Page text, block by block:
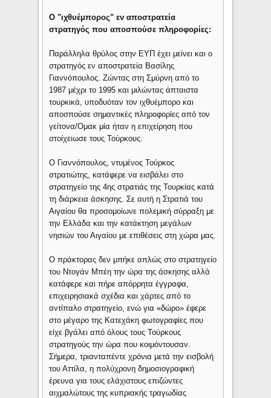
Ο "ιχθυέμπορος" εν αποστρατεία
στρατηγός που αποσπούσε πληροφορίες:
Παράλληλα θρύλος στην ΕΥΠ έχει μείνει και ο
στρατηγός εν αποστρατεία Βασίλης
Γιαννόπουλος. Ζώντας στη Σμύρνη από το
1987 μέχρι το 1995 και μιλώντας άπταιστα
τουρκικά, υποδυόταν τον ιχθυέμπορο και
αποσπούσε σημαντικές πληροφορίες από τον
γείτονα/Ομακ μία ήταν η επιχείρηση που
στοίχειωσε τους Τούρκους.
Ο Γιαννόπουλος, ντυμένος Τούρκος
στρατιώτης, κατάφερε να εισβάλει στο
στρατηγείο της 4ης στρατιάς της Τουρκίας κατά
τη διάρκεια άσκησης. Σε αυτή η Στρατιά του
Αιγαίου θα προσομοίωνε πολεμική σύρραξη με
την Ελλάδα και την κατάκτηση μεγάλων
νησιών του Αιγαίου με επιθέσεις στη χώρα μας.
Ο πράκτορας δεν μπήκε απλώς στο στρατηγείο
του Ντογάν Μπέη την ώρα της άσκησης αλλά
κατάφερε και πήρε απόρρητα έγγραφα,
επιχειρησιακά σχέδια και χάρτες από το
αντίπαλο στρατηγείο, ενώ για «δώρο» έφερε
στο μέγαρο της Κατεχάκη φωτογραφίες που
είχε βγάλει από όλους τους Τούρκους
στρατηγούς την ώρα που κοιμόντουσαν.
Σήμερα, τριανταπέντε χρόνια μετά την εισβολή
του Αττίλα, η πολύχρονη δημοσιογραφική
έρευνα για τους ελάχιστους επιζώντες
αιχμαλώτους της κυπριακής τραγωδίας